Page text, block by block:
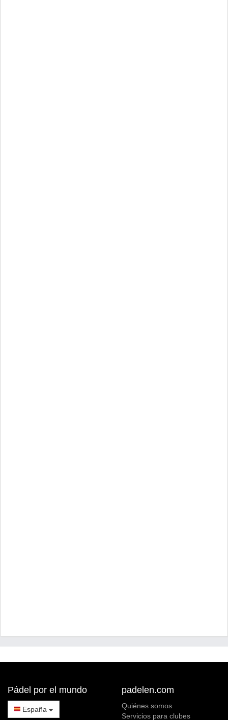
Pádel por el mundo
España
padelen.com
Quiénes somos
Servicios para clubes